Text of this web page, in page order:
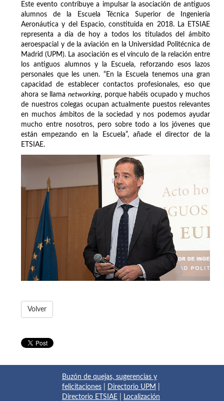
Este evento contribuye a impulsar la asociación de antiguos
alumnos de la Escuela Técnica Superior de Ingeniería
Aeronáutica y del Espacio, constituida en 2018. La ETSIAE
representa a día de hoy a todos los titulados del ámbito
aeroespacial y de la aviación en la Universidad Politécnica de
Madrid (UPM). La asociación es el vínculo de la relación entre
los antiguos alumnos y la Escuela, reforzando esos lazos
personales que les unen. “En la Escuela tenemos una gran
capacidad de establecer contactos profesionales, eso que
ahora se llama networking, porque habéis ocupado y muchos
de nuestros colegas ocupan actualmente puestos relevantes
en muchos ámbitos de la sociedad y nos podemos ayudar
mucho entre nosotros, pero sobre todo a los jóvenes que
están empezando en la Escuela”, añade el director de la
ETSIAE.
Volver
Buzón de quejas, sugerencias y
felicitaciones
Directorio UPM
Directorio ETSIAE
Localización